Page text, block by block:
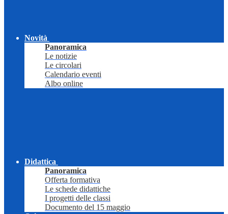
Novità
Panoramica
Le notizie
Le circolari
Calendario eventi
Albo online
Didattica
Panoramica
Offerta formativa
Le schede didattiche
I progetti delle classi
Documento del 15 maggio